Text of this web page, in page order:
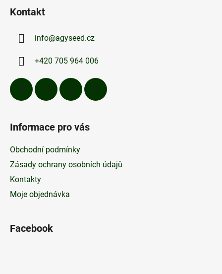
Kontakt
info@agyseed.cz
+420 705 964 006
Informace pro vás
Obchodní podmínky
Zásady ochrany osobních údajů
Kontakty
Moje objednávka
Facebook